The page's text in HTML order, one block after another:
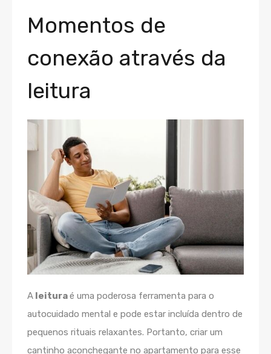
Momentos de
conexão através da
leitura
A leituraé uma poderosa ferramenta para o
autocuidado mental e pode estar incluída dentro de
pequenos rituais relaxantes. Portanto, criar um
cantinho aconchegante no apartamento para esse